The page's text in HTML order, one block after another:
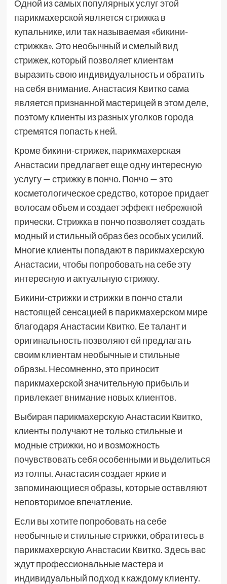
Одной из самых популярных услуг этой
парикмахерской является стрижка в
купальнике, или так называемая «бикини-
стрижка». Это необычный и смелый вид
стрижек, который позволяет клиентам
выразить свою индивидуальность и обратить
на себя внимание. Анастасия Квитко сама
является признанной мастерицей в этом деле,
поэтому клиенты из разных уголков города
стремятся попасть к ней.
Кроме бикини-стрижек, парикмахерская
Анастасии предлагает еще одну интересную
услугу — стрижку в пончо. Пончо — это
косметологическое средство, которое придает
волосам объем и создает эффект небрежной
прически. Стрижка в пончо позволяет создать
модный и стильный образ без особых усилий.
Многие клиенты попадают в парикмахерскую
Анастасии, чтобы попробовать на себе эту
интересную и актуальную стрижку.
Бикини-стрижки и стрижки в пончо стали
настоящей сенсацией в парикмахерском мире
благодаря Анастасии Квитко. Ее талант и
оригинальность позволяют ей предлагать
своим клиентам необычные и стильные
образы. Несомненно, это приносит
парикмахерской значительную прибыль и
привлекает внимание новых клиентов.
Выбирая парикмахерскую Анастасии Квитко,
клиенты получают не только стильные и
модные стрижки, но и возможность
почувствовать себя особенными и выделиться
из толпы. Анастасия создает яркие и
запоминающиеся образы, которые оставляют
неповторимое впечатление.
Если вы хотите попробовать на себе
необычные и стильные стрижки, обратитесь в
парикмахерскую Анастасии Квитко. Здесь вас
ждут профессиональные мастера и
индивидуальный подход к каждому клиенту.